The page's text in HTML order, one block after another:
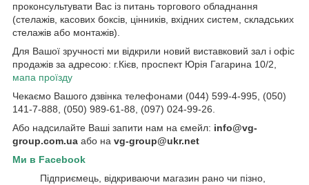
проконсультувати Вас із питань торгового обладнання
(стелажів, касових боксів, цінників, вхідних систем, складських
стелажів або монтажів).
Для Вашої зручності ми відкрили новий виставковий зал і офіс
продажів за адресою: г.Кієв, проспект Юрія Гагарина 10/2,
мапа проїзду
Чекаємо Вашого дзвінка телефонами (044) 599-4-995, (050)
141-7-888, (050) 989-61-88, (097) 024-99-26.
Або надсилайте Ваші запити нам на ємейл: info@vg-
group.com.ua або на vg-group@ukr.net
Ми в Facebook
Підприємець, відкриваючи магазин рано чи пізно,